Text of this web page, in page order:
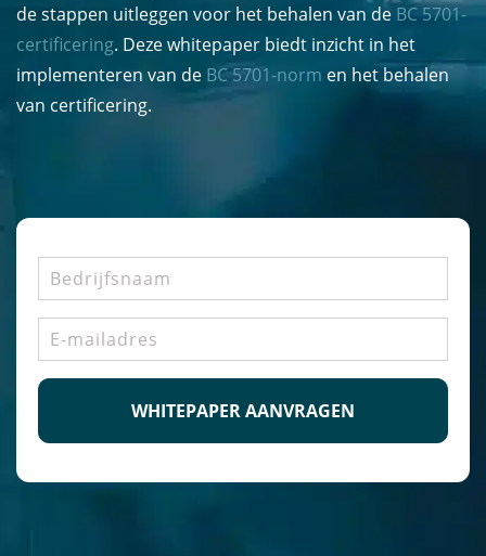
de stappen uitleggen voor het behalen van de BC 5701-
certificering. Deze whitepaper biedt inzicht in het
implementeren van de BC 5701-norm en het behalen
van certificering.
Bedrijfsnaam
E-
mailadres *
CAPTCHA